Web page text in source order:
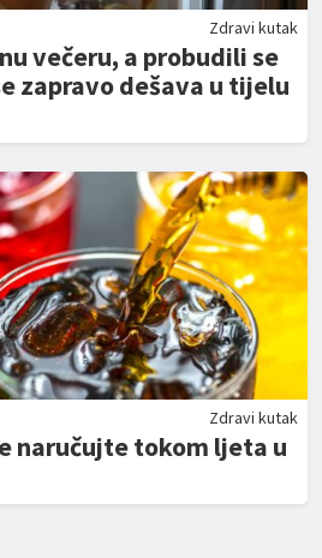
Zdravi kutak
večeru, a probudili se
zapravo dešava u tijelu
Zdravi kutak
naručujte tokom ljeta u